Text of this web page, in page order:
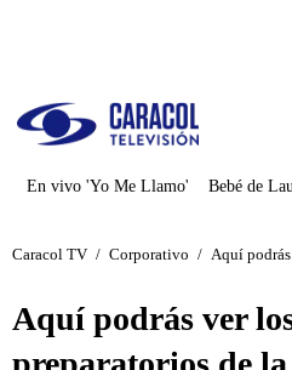
En vivo 'Yo Me Llamo' Bebé de
Caracol TV / Corporativo / Aquí
Aquí podrás ver